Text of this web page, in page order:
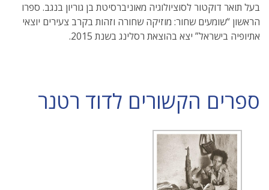
בעל תואר דוקטור לסוציולוגיה מאוניברסיטת בן גוריון בנגב. ספרו
הראשון “שומעים שחור: מוזיקה שחורה וזהות בקרב צעירים יוצאי
אתיופיה בישראל” יצא בהוצאת רסלינג בשנת 2015.
ספרים הקשורים לדוד רטנר